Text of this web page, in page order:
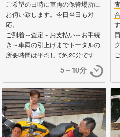
ご希望の日時に車両の保管場所に
お伺い致します。今日当日も対
応。
ご到着～査定～お支払い～お手続
き～車両の引上げまでトータルの
所要時間は平均して約20分です
5～10分
す